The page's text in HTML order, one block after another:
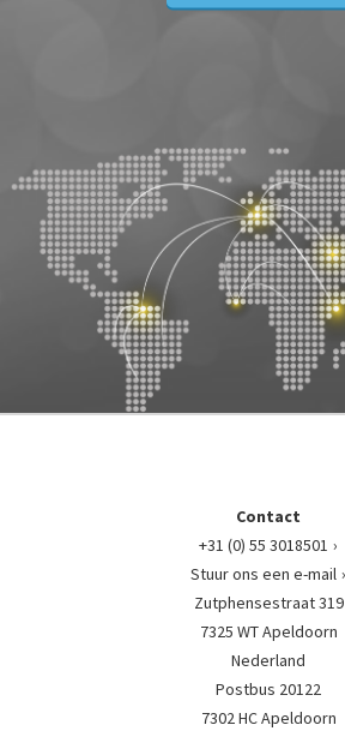
Contact
+31 (0) 55 3018501
Stuur ons een e-mail
Zutphensestraat 319
7325 WT Apeldoorn
Nederland
Postbus 20122
7302 HC Apeldoorn